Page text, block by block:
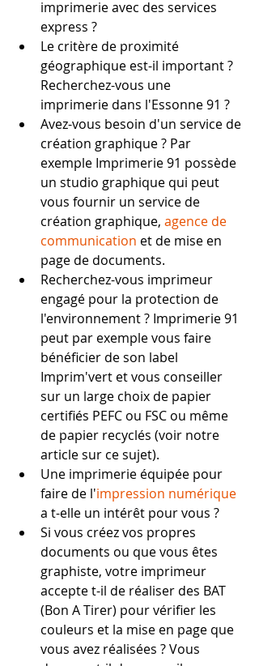
imprimerie avec des services
express ?
Le critère de proximité
géographique est-il important ?
Recherchez-vous une
imprimerie dans l'Essonne 91 ?
Avez-vous besoin d'un service de
création graphique ? Par
exemple Imprimerie 91 possède
un studio graphique qui peut
vous fournir un service de
création graphique, agence de
communication et de mise en
page de documents.
Recherchez-vous imprimeur
engagé pour la protection de
l'environnement ? Imprimerie 91
peut par exemple vous faire
bénéficier de son label
Imprim'vert et vous conseiller
sur un large choix de papier
certifiés PEFC ou FSC ou même
de papier recyclés (voir notre
article sur ce sujet).
Une imprimerie équipée pour
faire de l'impression numérique
a t-elle un intérêt pour vous ?
Si vous créez vos propres
documents ou que vous êtes
graphiste, votre imprimeur
accepte t-il de réaliser des BAT
(Bon A Tirer) pour vérifier les
couleurs et la mise en page que
vous avez réalisées ? Vous